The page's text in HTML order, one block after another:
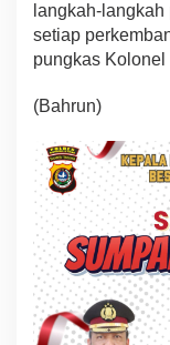
langkah-
setiap
pungkas Kolonel
(Bahrun)